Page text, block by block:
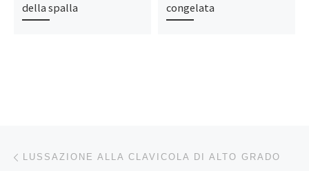
della spalla
congelata
Navigazione articoli
LUSSAZIONE ALLA CLAVICOLA DI ALTO GRADO